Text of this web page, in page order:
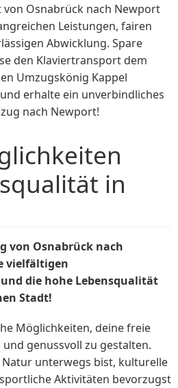
Osnabrück nach Newport
Leistungen, fairen
Abwicklung. Spare
den Klaviertransport dem
Umzugskönig Kappel
erhalte ein unverbindliches
nach Newport!
in
von Osnabrück nach
vielfältigen
die hohe Lebensqualität
Stadt!
Möglichkeiten, deine freie
genussvoll zu gestalten.
unterwegs bist, kulturelle
Aktivitäten bevorzugst